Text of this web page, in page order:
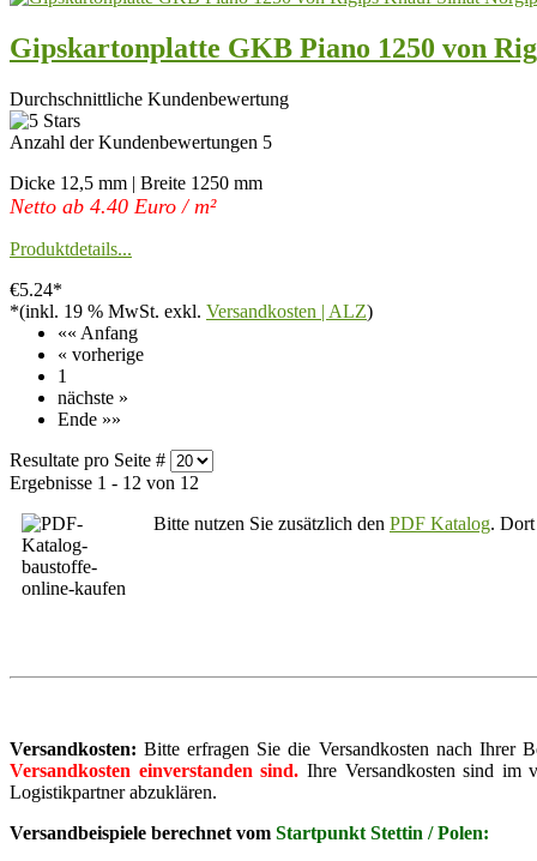
Gipskartonplatte GKB Piano 1250 von
Durchschnittliche Kundenbewertung
Anzahl der Kundenbewertungen 5
Dicke 12,5 mm | Breite 1250 mm
Netto ab 4.40 Euro / m²
Produktdetails...
€5.24*
*(inkl. 19 % MwSt. exkl. Versandkosten | ALZ)
«« Anfang
« vorherige
1
nächste »
Ende »»
Resultate pro Seite #
Ergebnisse 1 - 12 von 12
Bitte nutzen Sie zusätzlich den PDF Katalog.
Versandkosten: Bitte erfragen Sie die Versandkosten nach Ihrer
Versandkosten einverstanden sind. Ihre Versandkosten sind
Logistikpartner abzuklären.
Versandbeispiele berechnet vom Startpunkt Stettin / Polen: